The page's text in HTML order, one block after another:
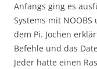
Anfangs ging es
Systems mit
dem Pi. Jochen
Befehle und das
Jeder hatte einen